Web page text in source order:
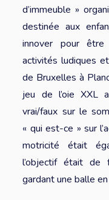
d’immeuble »
destinée aux
innover pour
activités ludiques
de Bruxelles à
jeu de l’oie XXL
vrai/faux sur le
« qui est-ce » sur
motricité était
l’objectif était de
gardant une balle